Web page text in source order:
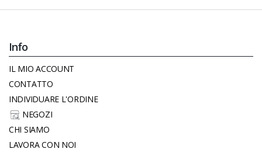
Info
IL MIO ACCOUNT
CONTATTO
INDIVIDUARE L'ORDINE
NEGOZI
CHI SIAMO
LAVORA CON NOI